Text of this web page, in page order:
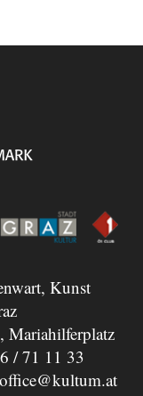
Kunst
Mariahilferplatz
/ 71 11 33
office@kultum.at